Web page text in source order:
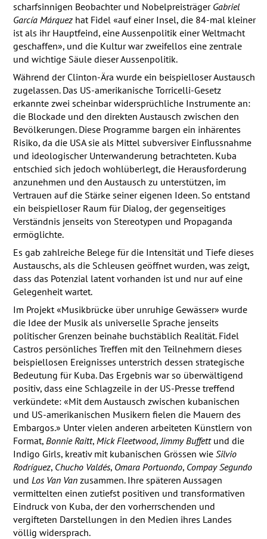
scharfsinnigen Beobachter und Nobelpreisträger Gabriel
García Márquezhat Fidel «auf einer Insel, die 84-mal kleiner
ist als ihr Hauptfeind, eine Aussenpolitik einer Weltmacht
geschaffen», und die Kultur war zweifellos eine zentrale
und wichtige Säule dieser Aussenpolitik.
Während der Clinton-Ära wurde ein beispielloser Austausch
zugelassen. Das US-amerikanische Torricelli-Gesetz
erkannte zwei scheinbar widersprüchliche Instrumente an:
die Blockade und den direkten Austausch zwischen den
Bevölkerungen. Diese Programme bargen ein inhärentes
Risiko, da die USAsie als Mittel subversiver Einflussnahme
und ideologischer Unterwanderung betrachteten. Kuba
entschied sich jedoch wohlüberlegt, die Herausforderung
anzunehmen und den Austausch zu unterstützen, im
Vertrauen auf die Stärke seiner eigenen Ideen. So entstand
ein beispielloser Raum für Dialog, der gegenseitiges
Verständnis jenseits von Stereotypen und Propaganda
ermöglichte.
Es gab zahlreiche Belege für die Intensität und Tiefe dieses
Austauschs, als die Schleusen geöffnet wurden, was zeigt,
dass das Potenzial latent vorhanden ist und nur auf eine
Gelegenheit wartet.
Im Projekt «Musikbrücke über unruhige Gewässer» wurde
die Idee der Musik als universelle Sprache jenseits
politischer Grenzen beinahe buchstäblich Realität. Fidel
Castros persönliches Treffen mit den Teilnehmern dieses
beispiellosen Ereignisses unterstrich dessen strategische
Bedeutung für Kuba. Das Ergebnis war so überwältigend
positiv, dass eine Schlagzeile in der US-Presse treffend
verkündete: «Mit dem Austausch zwischen kubanischen
und US-amerikanischen Musikern fielen die Mauern des
Embargos.» Unter vielen anderen arbeiteten Künstlern von
Format, Bonnie Raitt, Mick Fleetwood, Jimmy Buffettund die
Indigo Girls, kreativ mit kubanischen Grössen wie Silvio
Rodríguez, Chucho Valdés, Omara Portuondo, Compay Segundo
und Los Van Vanzusammen. Ihre späteren Aussagen
vermittelten einen zutiefst positiven und transformativen
Eindruck von Kuba, der den vorherrschenden und
vergifteten Darstellungen in den Medien ihres Landes
völlig widersprach.